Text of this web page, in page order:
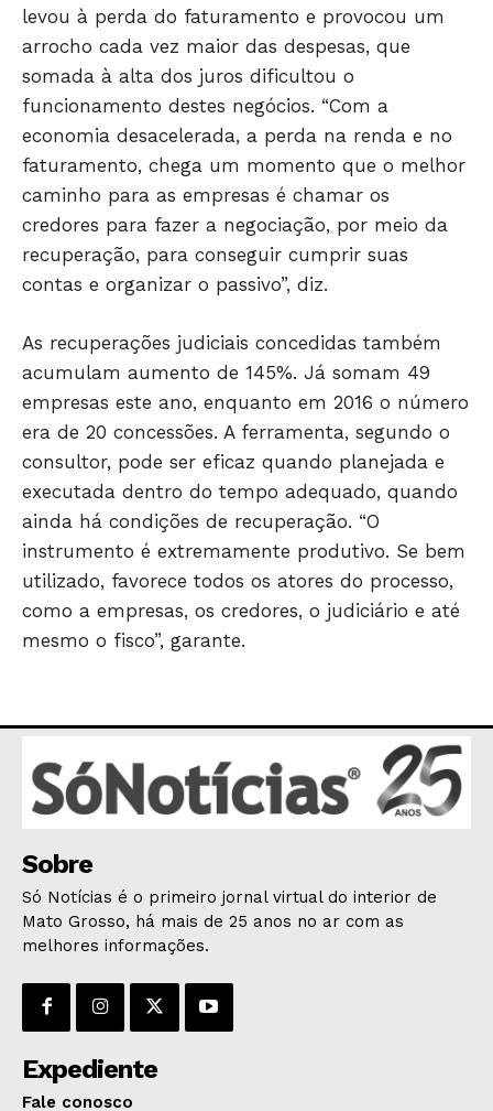
ECONOMIA
OPINIÃO
GERAL
EDUCAÇÃO
SAÚDE
AGRONOTÍCIAS
ÚLTIMAS NOTÍCIAS
levou à perda do faturamento e provocou um
arrocho cada vez maior das despesas, que
somada à alta dos juros dificultou o
funcionamento destes negócios. “Com a
economia desacelerada, a perda na renda e no
faturamento, chega um momento que o melhor
caminho para as empresas é chamar os
credores para fazer a negociação, por meio da
recuperação, para conseguir cumprir suas
contas e organizar o passivo”, diz.
As recuperações judiciais concedidas também
acumulam aumento de 145%. Já somam 49
empresas este ano, enquanto em 2016 o número
era de 20 concessões. A ferramenta, segundo o
consultor, pode ser eficaz quando planejada e
executada dentro do tempo adequado, quando
ainda há condições de recuperação. “O
instrumento é extremamente produtivo. Se bem
utilizado, favorece todos os atores do processo,
como a empresas, os credores, o judiciário e até
mesmo o fisco”, garante.
Sobre
Só Notícias é o primeiro jornal virtual do interior de
Mato Grosso, há mais de 25 anos no ar com as
melhores informações.
Expediente
Fale conosco